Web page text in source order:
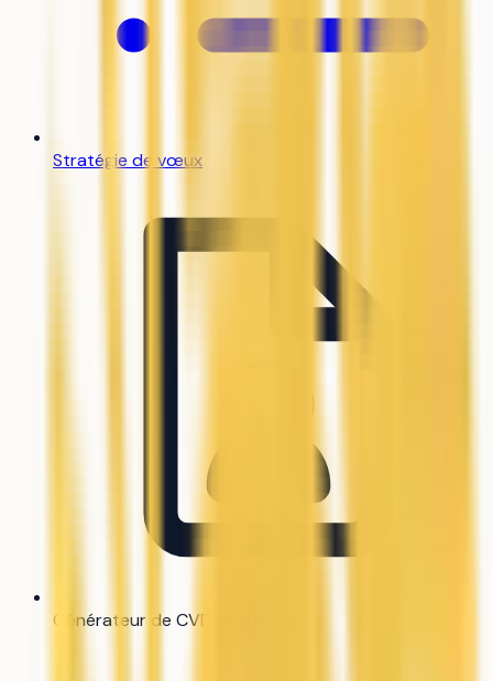
Stratégie de vœux
Générateur de CVBientôt